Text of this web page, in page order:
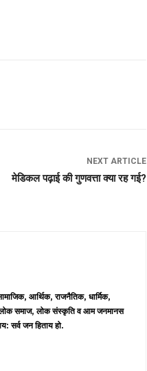
NEXT ARTICLE
मेडिकल पढ़ाई की गुणवत्ता क्या रह गई?
आर्थिक, राजनैतिक, धार्मिक,
में लोक समाज, लोक संस्कृति व आम जनमानस
सर्व जन हिताय हो.